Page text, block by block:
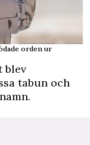
orden ur
blev
tabun och